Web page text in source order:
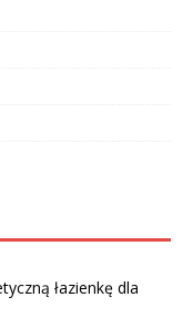
łazienkę dla